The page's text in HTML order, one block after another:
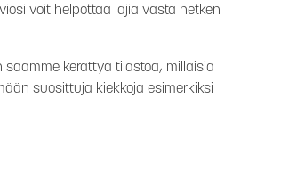
voit helpottaa lajia vasta hetken
saamme kerättyä tilastoa, millaisia
suosittuja kiekkoja esimerkiksi